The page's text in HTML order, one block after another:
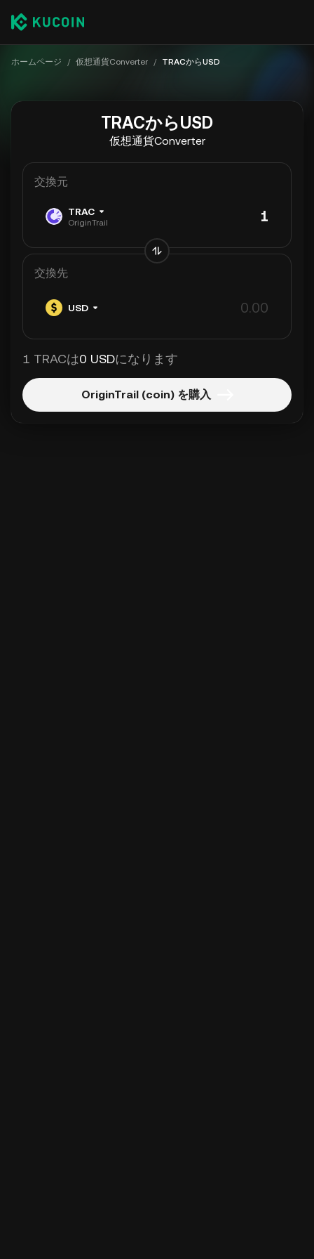
ホームページ / 仮想通貨Converter / TRACからUSD
TRACからUSD
仮想通貨Converter
交換元
TRAC
OriginTrail
交換先
USD
1 TRACは0 USDになります
OriginTrail (coin) を購入